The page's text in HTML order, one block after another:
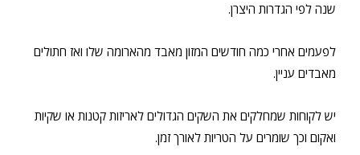
שנה לפי הגדרות היצרן.
לפעמים אחרי כמה חודשים המזון מאבד מהארומה שלו ואז חתולים
מאבדים עניין.
יש לקוחות שמחלקים את השקים הגדולים לאריזות קטנות או שקיות
ואקום וכך שומרים על הטריות לאורך זמן.